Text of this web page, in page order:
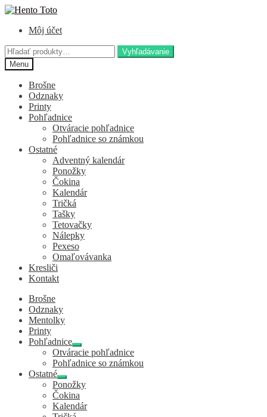
Preskočiť
navigáciu
Preskočiť
obsah
Môj účet
Hľadať:
Vyhľadávanie
Menu
Brošne
Odznaky
Printy
Pohľadnice
Otváracie pohľadnice
Pohľadnice so známkou
Ostatné
Adventný kalendár
Ponožky
Čokina
Kalendár
Tričká
Tašky
Tetovačky
Nálepky
Pexeso
Omaľovávanka
Kresliči
Kontakt
Brošne
Odznaky
Mentolky
Printy
Pohľadnice
Expand
child
menu
Otváracie pohľadnice
Pohľadnice so známkou
Ostatné
Expand
child
menu
Ponožky
Čokina
Kalendár